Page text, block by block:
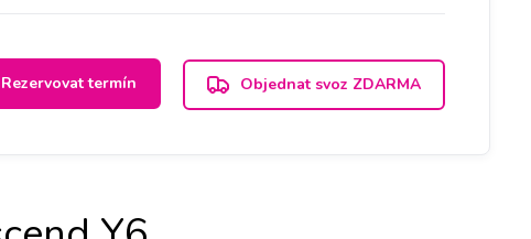
Rezervovat termín Objednat svoz ZDARMA